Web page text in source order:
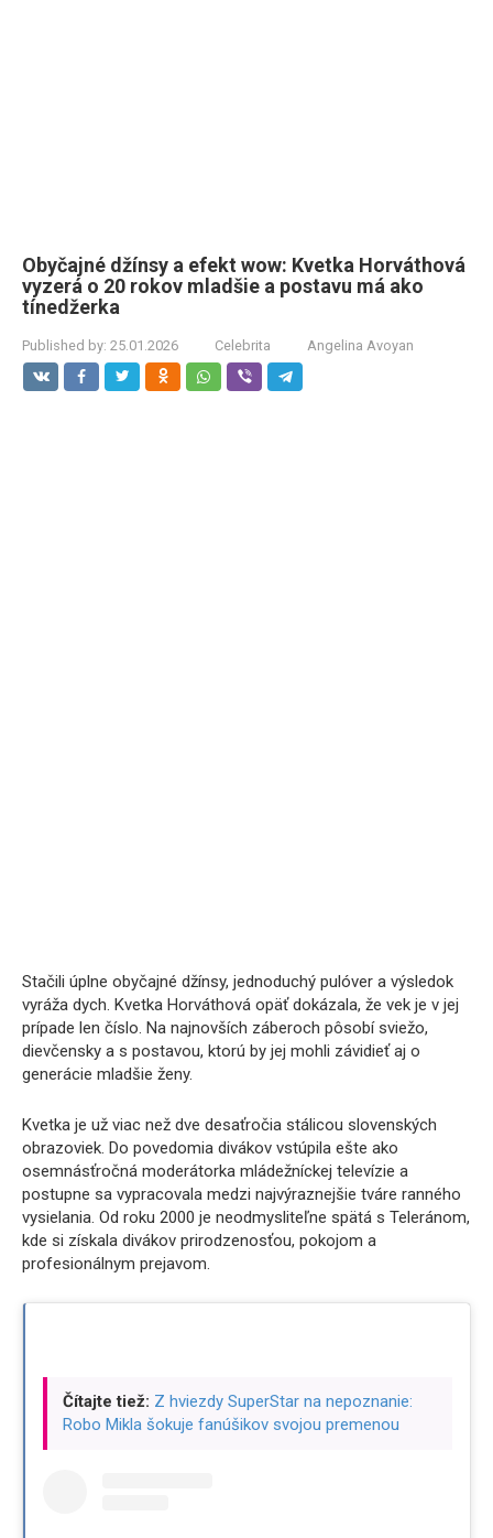
Obyčajné džínsy a efekt wow: Kvetka Horváthová
vyzerá o 20 rokov mladšie a postavu má ako
tínedžerka
Published by: 25.01.2026 Celebrita Angelina Avoyan
Stačili úplne obyčajné džínsy, jednoduchý pulóver a výsledok
vyráža dych. Kvetka Horváthová opäť dokázala, že vek je v jej
prípade len číslo. Na najnovších záberoch pôsobí sviežo,
dievčensky a s postavou, ktorú by jej mohli závidieť aj o
generácie mladšie ženy.
Kvetka je už viac než dve desaťročia stálicou slovenských
obrazoviek. Do povedomia divákov vstúpila ešte ako
osemnásťročná moderátorka mládežníckej televízie a
postupne sa vypracovala medzi najvýraznejšie tváre ranného
vysielania. Od roku 2000 je neodmysliteľne spätá s Teleránom,
kde si získala divákov prirodzenosťou, pokojom a
profesionálnym prejavom.
Čítajte tiež: Z hviezdy SuperStar na nepoznanie:
Robo Mikla šokuje fanúšikov svojou premenou